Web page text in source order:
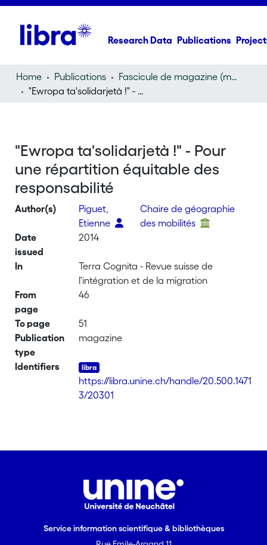
Research Data Publications
Home Publications
Fascicule de magazine (magazine)
"Ewropa ta'solidarjetà !" - Pour une répartition équitable des responsabilité
"Ewropa ta'solidarjetà !" - Pour
une répartition équitable des
responsabilité
Author(s)
Piguet,
Etienne
Chaire de géographie
des mobilités
Date
issued
2014
In
Terra Cognita - Revue suisse de
l'intégration et de la migration
From
page
46
To page
51
Publication
type
magazine
Identifiers
https://libra.unine.ch/handle/20.500.1471
3/20301
Service information scientifique & bibliothèques